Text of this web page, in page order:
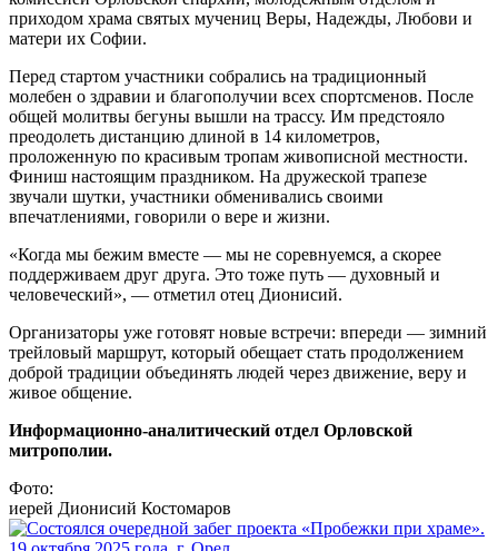
приходом храма святых мучениц Веры, Надежды, Любови и
матери их Софии.
Перед стартом участники собрались на традиционный
молебен о здравии и благополучии всех спортсменов. После
общей молитвы бегуны вышли на трассу. Им предстояло
преодолеть дистанцию длиной в 14 километров,
проложенную по красивым тропам живописной местности.
Финиш настоящим праздником. На дружеской трапезе
звучали шутки, участники обменивались своими
впечатлениями, говорили о вере и жизни.
«Когда мы бежим вместе — мы не соревнуемся, а скорее
поддерживаем друг друга. Это тоже путь — духовный и
человеческий», — отметил отец Дионисий.
Организаторы уже готовят новые встречи: впереди — зимний
трейловый маршрут, который обещает стать продолжением
доброй традиции объединять людей через движение, веру и
живое общение.
Информационно-аналитический отдел Орловской
митрополии.
Фото:
иерей Дионисий Костомаров